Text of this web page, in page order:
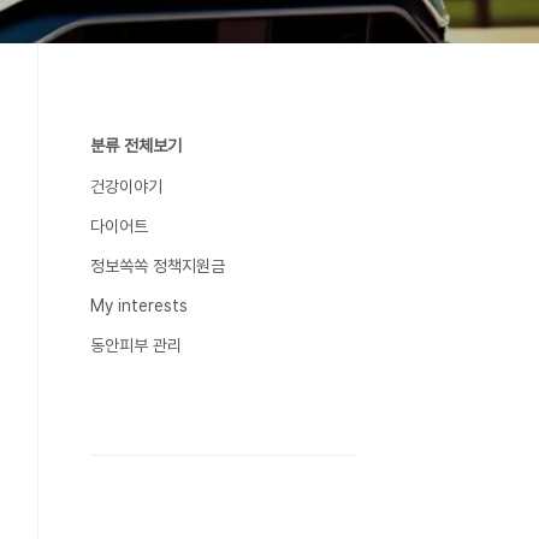
분류 전체보기
건강이야기
다이어트
정보쏙쏙 정책지원금
My interests
동안피부 관리